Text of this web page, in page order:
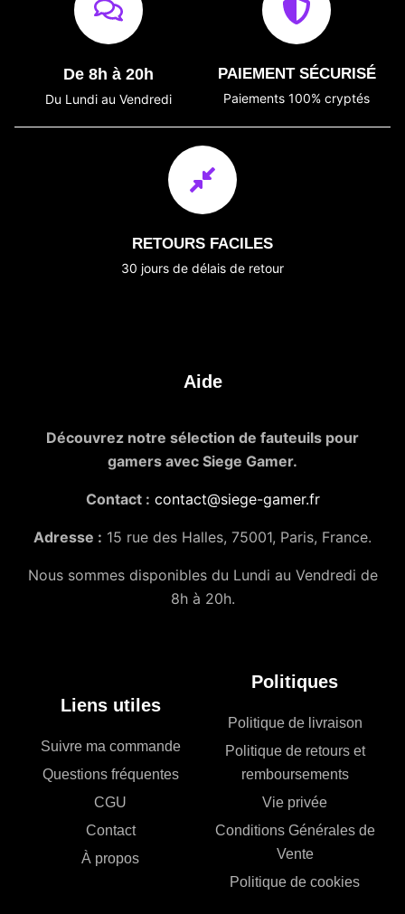
De 8h à 20h
Du Lundi au Vendredi
PAIEMENT SÉCURISÉ
Paiements 100% cryptés
RETOURS FACILES
30 jours de délais de retour
Aide
Découvrez notre sélection de fauteuils pour
gamers avec Siege Gamer.
Contact : contact@siege-gamer.fr
Adresse : 15 rue des Halles, 75001, Paris, France.
Nous sommes disponibles du Lundi au Vendredi de
8h à 20h.
Liens utiles
Suivre ma commande
Questions fréquentes
CGU
Contact
À propos
Politiques
Politique de livraison
Politique de retours et
remboursements
Vie privée
Conditions Générales de
Vente
Politique de cookies